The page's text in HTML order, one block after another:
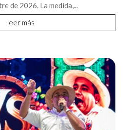
de 2026. La medida,...
leer más